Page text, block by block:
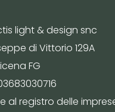
light & design snc
di Vittorio 129A
FG
al registro delle